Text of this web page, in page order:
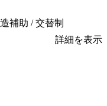
補助 / 交替制
詳細を表示